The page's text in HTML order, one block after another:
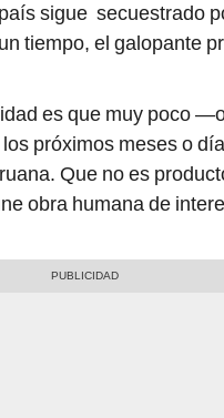
sigue secuestrado
tiempo, el galopante
es que muy poco
próximos meses o
Que no es
obra humana de